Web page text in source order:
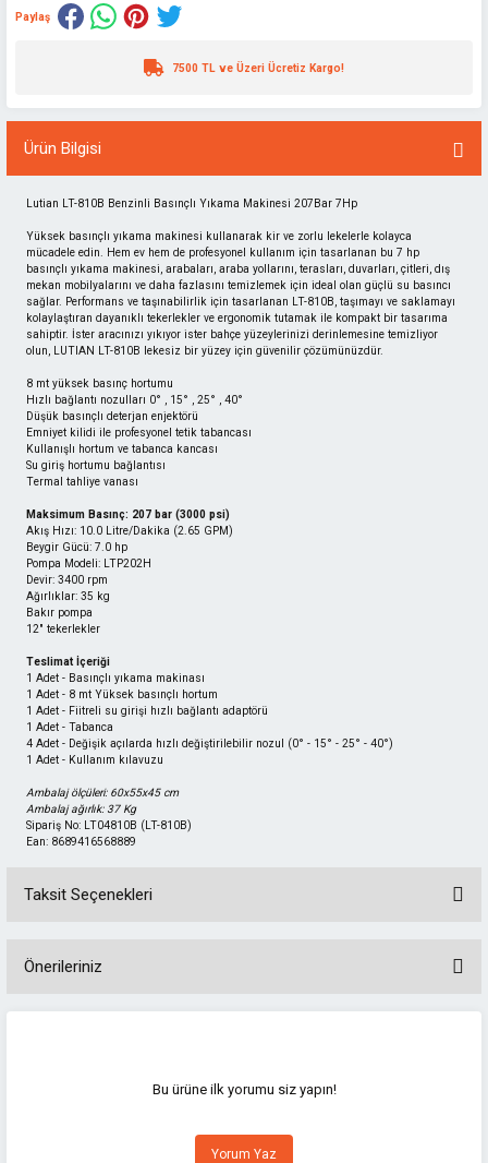
Paylaş
7500 TL ve Üzeri Ücretiz Kargo!
Ürün Bilgisi
Lutian LT-810B Benzinli Basınçlı Yıkama Makinesi 207Bar 7Hp
Yüksek basınçlı yıkama makinesi kullanarak kir ve zorlu lekelerle kolayca
mücadele edin. Hem ev hem de profesyonel kullanım için tasarlanan bu 7 hp
basınçlı yıkama makinesi, arabaları, araba yollarını, terasları, duvarları, çitleri, dış
mekan mobilyalarını ve daha fazlasını temizlemek için ideal olan güçlü su basıncı
sağlar. Performans ve taşınabilirlik için tasarlanan LT-810B, taşımayı ve saklamayı
kolaylaştıran dayanıklı tekerlekler ve ergonomik tutamak ile kompakt bir tasarıma
sahiptir. İster aracınızı yıkıyor ister bahçe yüzeylerinizi derinlemesine temizliyor
olun, LUTIAN LT-810B lekesiz bir yüzey için güvenilir çözümünüzdür.
8 mt yüksek basınç hortumu
Hızlı bağlantı nozulları 0° , 15° , 25° , 40°
Düşük basınçlı deterjan enjektörü
Emniyet kilidi ile profesyonel tetik tabancası
Kullanışlı hortum ve tabanca kancası
Su giriş hortumu bağlantısı
Termal tahliye vanası
Maksimum Basınç: 207 bar (3000 psi)
Akış Hızı: 10.0 Litre/Dakika (2.65 GPM)
Beygir Gücü: 7.0 hp
Pompa Modeli: LTP202H
Devir: 3400 rpm
Ağırlıklar: 35 kg
Bakır pompa
12" tekerlekler
Teslimat İçeriği
1 Adet - Basınçlı yıkama makinası
1 Adet - 8 mt Yüksek basınçlı hortum
1 Adet - Fiitreli su girişi hızlı bağlantı adaptörü
1 Adet - Tabanca
4 Adet - Değişik açılarda hızlı değiştirilebilir nozul (0° - 15° - 25° - 40°)
1 Adet - Kullanım kılavuzu
Ambalaj ölçüleri: 60x55x45 cm
Ambalaj ağırlık: 37 Kg
Sipariş No: LT04810B (LT-810B)
Ean: 8689416568889
Taksit Seçenekleri
Önerileriniz
Görüş ve önerileriniz için teşekkür ederiz.
Ürün resmi kalitesiz, bozuk veya görüntülenemiyor.
Bu ürüne ilk yorumu siz yapın!
Yorum Yaz